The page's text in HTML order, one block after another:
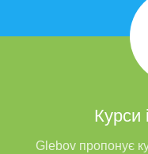
Курси
Glebov пропонує